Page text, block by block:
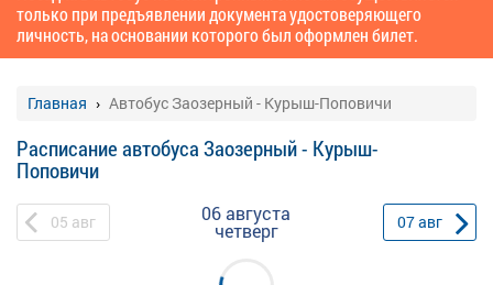
только при предъявлении документа удостоверяющего
личность, на основании которого был оформлен билет.
Главная Автобус Заозерный - Курыш-Поповичи
Расписание автобуса Заозерный - Курыш-
Поповичи
05 авг 06 августа
четверг 07авг